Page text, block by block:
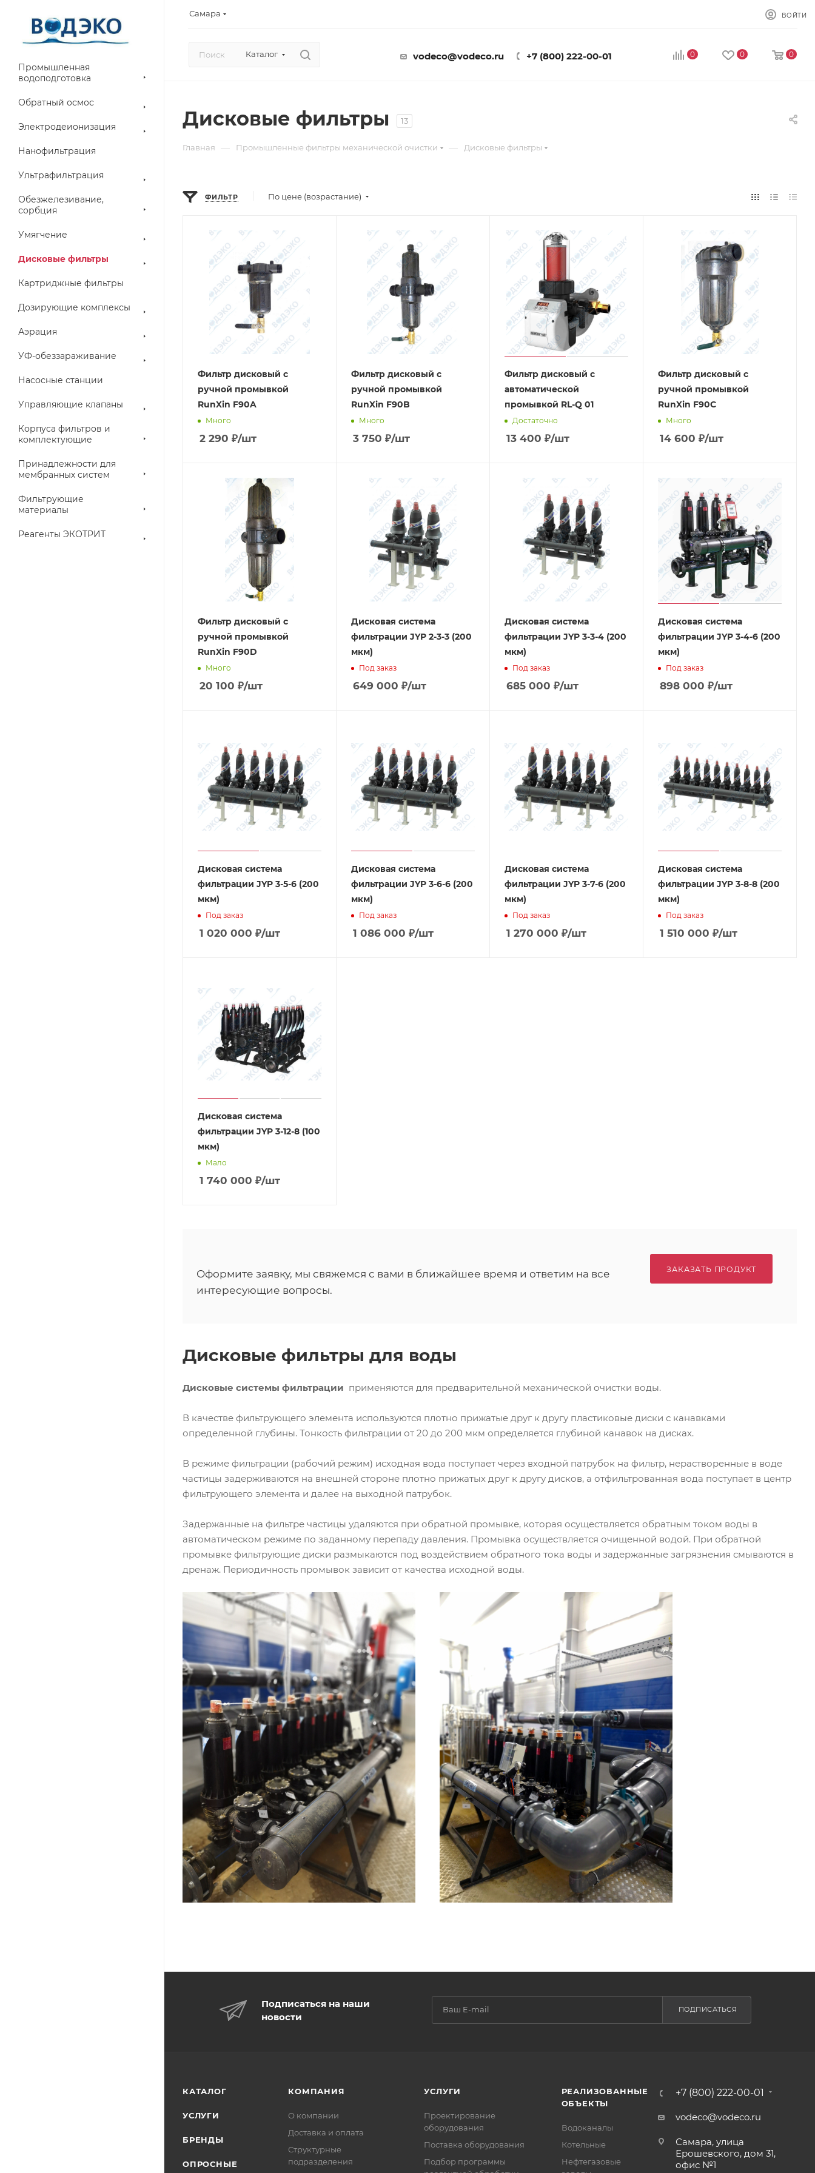
Самара ВОЙТИ
Каталог vodeco@vodeco.ru +7 (800) 222-00-01 0 0 0
Промышленная
водоподготовка
Обратный осмос
Электродеионизация
Нанофильтрация
Ультрафильтрация
Обезжелезивание,
сорбция
Умягчение
Дисковые фильтры
Картриджные фильтры
Дозирующие комплексы
Аэрация
УФ-обеззараживание
Насосные станции
Управляющие клапаны
Корпуса фильтров и
комплектующие
Принадлежности для
мембранных систем
Фильтрующие
материалы
Реагенты ЭКОТРИТ
Дисковые фильтры 13
Главная — Промышленные фильтры механической очистки — Дисковые фильтры
ФИЛЬТР По цене (возрастание)
Фильтр дисковый с
ручной промывкой
RunXin F90A
Много
2 290 ₽/шт
Фильтр дисковый с
ручной промывкой
RunXin F90B
Много
3 750 ₽/шт
Фильтр дисковый с
автоматической
промывкой RL-Q 01
Достаточно
13 400 ₽/шт
Фильтр дисковый с
ручной промывкой
RunXin F90C
Много
14 600 ₽/шт
Фильтр дисковый с
ручной промывкой
RunXin F90D
Много
20 100 ₽/шт
Дисковая система
фильтрации JYP 2-3-3 (200
мкм)
Под заказ
649 000 ₽/шт
Дисковая система
фильтрации JYP 3-3-4 (200
мкм)
Под заказ
685 000 ₽/шт
Дисковая система
фильтрации JYP 3-4-6 (200
мкм)
Под заказ
898 000 ₽/шт
Дисковая система
фильтрации JYP 3-5-6 (200
мкм)
Под заказ
1 020 000 ₽/шт
Дисковая система
фильтрации JYP 3-6-6 (200
мкм)
Под заказ
1 086 000 ₽/шт
Дисковая система
фильтрации JYP 3-7-6 (200
мкм)
Под заказ
1 270 000 ₽/шт
Дисковая система
фильтрации JYP 3-8-8 (200
мкм)
Под заказ
1 510 000 ₽/шт
Дисковая система
фильтрации JYP 3-12-8 (100
мкм)
Мало
1 740 000 ₽/шт
Оформите заявку, мы свяжемся с вами в ближайшее время и ответим на все
интересующие вопросы.
ЗАКАЗАТЬ ПРОДУКТ
Дисковые фильтры для воды
Дисковые системы фильтрации применяются для предварительной механической очистки воды.
В качестве фильтрующего элемента используются плотно прижатые друг к другу пластиковые диски с канавками
определенной глубины. Тонкость фильтрации от 20 до 200 мкм определяется глубиной канавок на дисках.
В режиме фильтрации (рабочий режим) исходная вода поступает через входной патрубок на фильтр, нерастворенные в воде
частицы задерживаются на внешней стороне плотно прижатых друг к другу дисков, а отфильтрованная вода поступает в центр
фильтрующего элемента и далее на выходной патрубок.
Задержанные на фильтре частицы удаляются при обратной промывке, которая осуществляется обратным током воды в
автоматическом режиме по заданному перепаду давления. Промывка осуществляется очищенной водой. При обратной
промывке фильтрующие диски размыкаются под воздействием обратного тока воды и задержанные загрязнения смываются в
дренаж. Периодичность промывок зависит от качества исходной воды.
Подписаться на наши
новости
ПОДПИСАТЬСЯ
КАТАЛОГ
УСЛУГИ
БРЕНДЫ
ОПРОСНЫЕ
КОМПАНИЯ
О компании
Доставка и оплата
Структурные
подразделения
УСЛУГИ
Проектирование
оборудования
Поставка оборудования
Подбор программы
РЕАЛИЗОВАННЫЕ
ОБЪЕКТЫ
Водоканалы
Котельные
Нефтегазовые
+7 (800) 222-00-01
vodeco@vodeco.ru
Самара, улица
Ерошевского, дом 31,
офис №1